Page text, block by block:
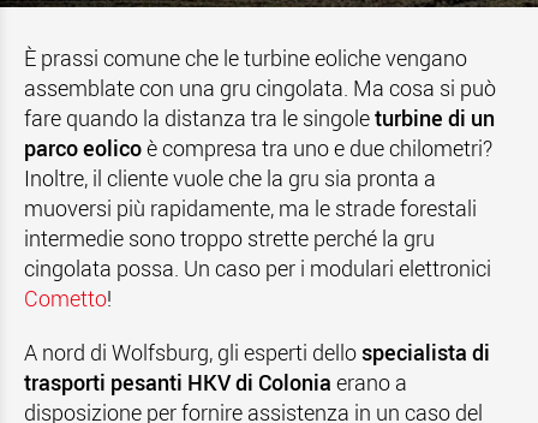
È prassi comune che le turbine eoliche vengano
assemblate con una gru cingolata. Ma cosa si può
fare quando la distanza tra le singoleturbine di un
parco eolicoè compresa tra uno e due chilometri?
Inoltre, il cliente vuole che la gru sia pronta a
muoversi più rapidamente, ma le strade forestali
intermedie sono troppo strette perché la gru
cingolata possa. Un caso per i modulari elettronici
Cometto!
A nord di Wolfsburg, gli esperti dellospecialista di
trasporti pesanti HKV di Colonia erano a
disposizione per fornire assistenza in un caso del